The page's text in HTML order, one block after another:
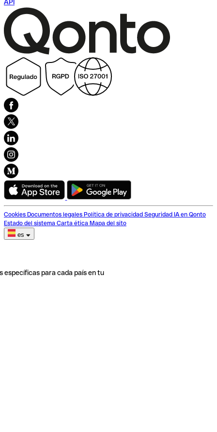
API
Cookies Documentos legales Política de privacidad Seguridad IA en Qonto
Estado del sistema Carta ética Mapa del sito
es
específicas para cada país en tu